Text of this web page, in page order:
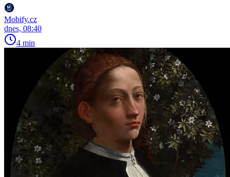
Mobify.cz
dnes, 08:40
4 min